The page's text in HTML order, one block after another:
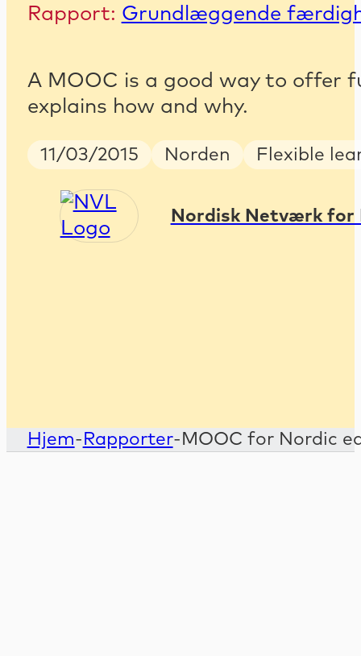
Rapport: Grundlæggende
A MOOC is a good way to offer
explains how and why.
Publish Date
11/03/2015 Country
Norden Keywords
Flexible
Nordisk Netværk for
Hjem- Rapporter- MOOC for Nordic